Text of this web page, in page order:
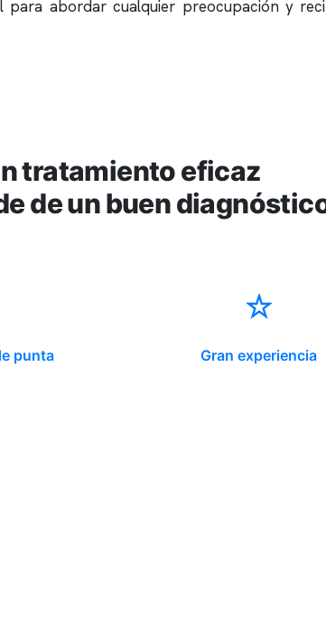
abordar cualquier preocupación y
tratamiento eficaz
de un buen
punta Gran experiencia